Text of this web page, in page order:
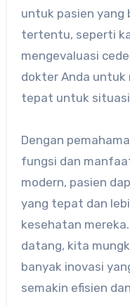
untuk pasien yang
tertentu, seperti
mengevaluasi
dokter Anda untuk
tepat untuk situasi
Dengan
fungsi dan
modern, pasien
yang tepat dan
kesehatan
datang, kita
banyak inovasi
semakin efisien